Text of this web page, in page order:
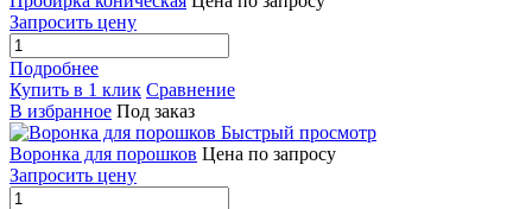
Запросить цену
Подробнее
Купить в 1 клик Сравнение
В избранное Под заказ
Быстрый просмотр
Воронка для порошков Цена по запросу
Запросить цену